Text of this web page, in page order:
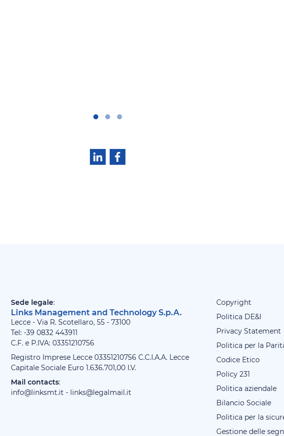
Sede legale:
Links Management and Technology S.p.A.
Lecce - Via R. Scotellaro, 55 - 73100
Tel: -39 0832 443911
C.F. e P.IVA: 03351210756
Registro Imprese Lecce 03351210756 C.C.I.A.A. Lecce
Capitale Sociale Euro 1.636.701,00 I.V.
Mail contacts:
info@linksmt.it - links@legalmail.it
Copyright
Politica DE&I
Privacy Statement
Politica per la
Codice Etico
Policy 231
Politica aziendale
Bilancio Sociale
Politica per la
Gestione delle